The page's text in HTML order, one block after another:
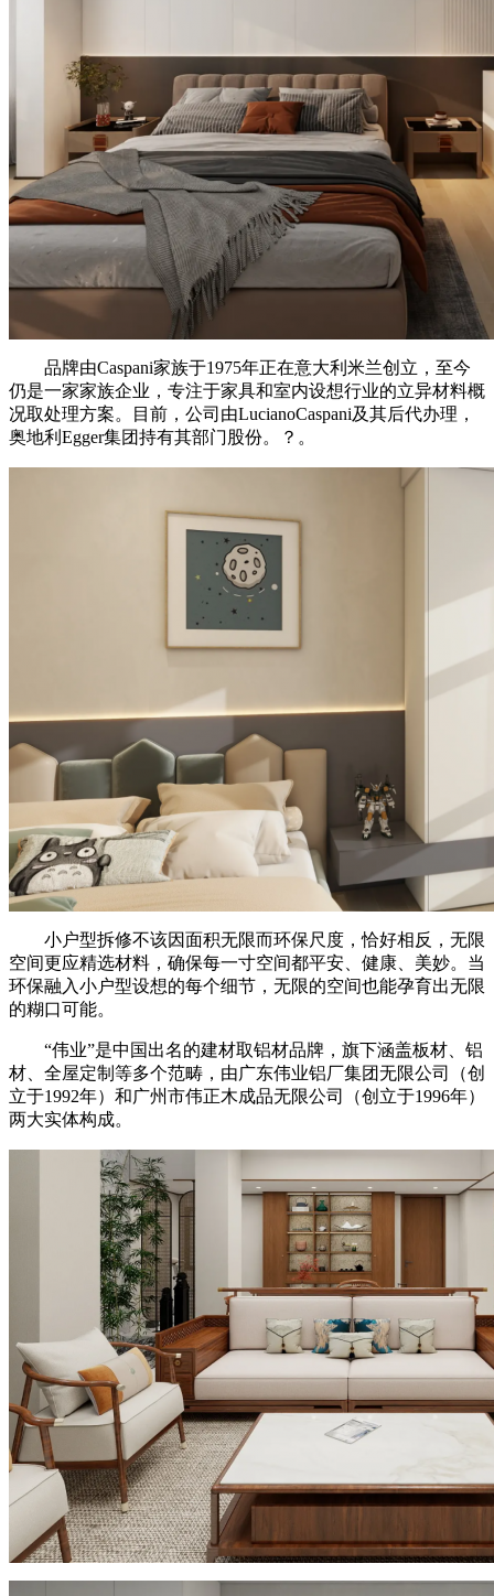
品牌由Caspani家族于‌1975年正在意大利米兰创立‌，至今
仍是一家家族企业，专注于家具和室内设想行业的立异材料概
况取处理方案。目前，公司由LucianoCaspani及其后代办理，
奥地利Egger集团持有其部门股份。‌‌？。
小户型拆修不该因面积无限而环保尺度，恰好相反，无限
空间更应精选材料，确保每一寸空间都平安、健康、美妙。当
环保融入小户型设想的每个细节，无限的空间也能孕育出无限
的糊口可能。
‌“伟业”是中国出名的建材取铝材品牌，旗下涵盖板材、铝
材、全屋定制等多个范畴，由广东伟业铝厂集团无限公司（创
立于1992年）和广州市伟正木成品无限公司（创立于1996年）
两大实体构成。